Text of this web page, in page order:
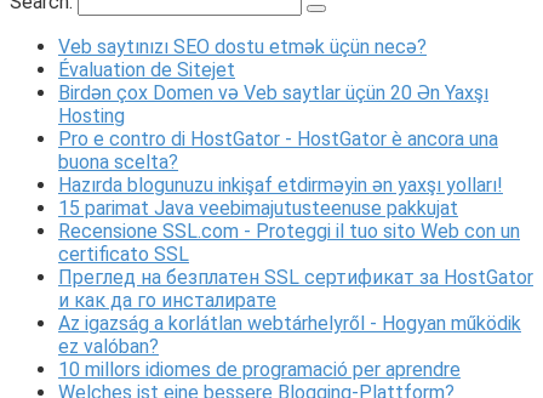
Veb saytınızı SEO dostu etmək üçün necə?
Évaluation de Sitejet
Birdən çox Domen və Veb saytlar üçün 20 Ən Yaxşı
Hosting
Pro e contro di HostGator - HostGator è ancora una
buona scelta?
Hazırda blogunuzu inkişaf etdirməyin ən yaxşı yolları!
15 parimat Java veebimajutusteenuse pakkujat
Recensione SSL.com - Proteggi il tuo sito Web con un
certificato SSL
Преглед на безплатен SSL сертификат за HostGator
и как да го инсталирате
Az igazság a korlátlan webtárhelyről - Hogyan működik
ez valóban?
10 millors idiomes de programació per aprendre
Welches ist eine bessere Blogging-Plattform?